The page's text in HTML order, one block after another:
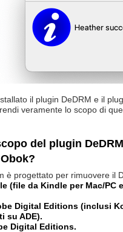
il plugin DeDRM e il
veramente lo scopo di
del plugin
è progettato per rimuovere il
(file da Kindle per Mac/PC
Digital Editions (inclusi
su ADE).
Digital Editions.